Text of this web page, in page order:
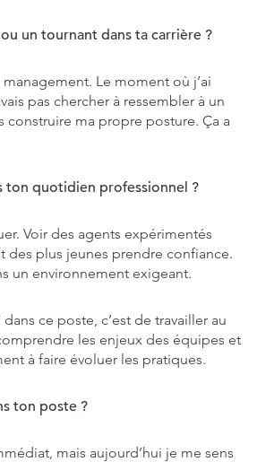
un tournant dans ta carrière ?
Le moment où j’ai
pas chercher à ressembler à un
construire ma propre posture. Ça a
ton quotidien professionnel ?
Voir des agents expérimentés
des plus jeunes prendre confiance.
un environnement exigeant.
ce poste, c’est de travailler au
les enjeux des équipes et
à faire évoluer les pratiques.
ton poste ?
mais aujourd’hui je me sens